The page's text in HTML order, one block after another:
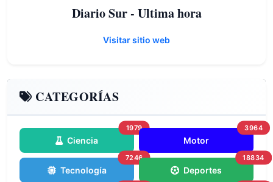
Diario Sur - Ultima hora
Visitar sitio web
CATEGORÍAS
Ciencia
1979
Motor
3964
Tecnología
7246
Deportes
18834